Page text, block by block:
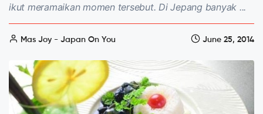
ikut meramaikan momen tersebut. Di Jepang banyak ...
Mas Joy - Japan On You June 25, 2014